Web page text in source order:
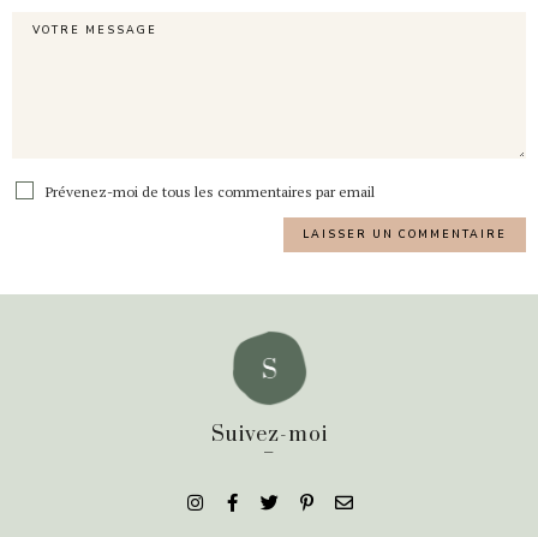
Prévenez-moi de tous les commentaires par email
Suivez-moi
_